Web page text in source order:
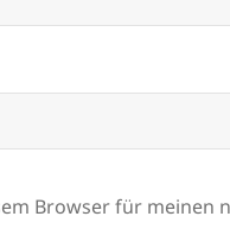
Browser für meinen